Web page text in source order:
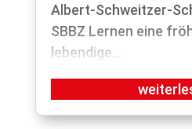
Albert-Schweitzer-
SBBZ Lernen eine
lebendige...